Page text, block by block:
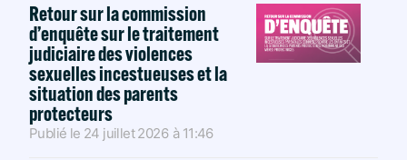
Retour sur la commission
d’enquête sur le traitement
judiciaire des violences
sexuelles incestueuses et la
situation des parents
protecteurs
Publié le 24 juillet 2026 à 11:46